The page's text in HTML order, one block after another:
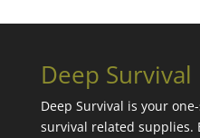
Deep Survival
Deep Survival is your
survival related supplies.